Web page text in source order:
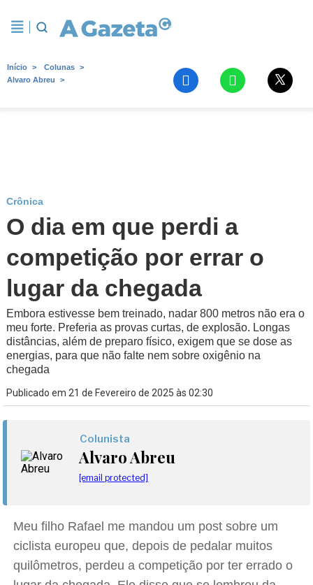
Início
Colunas
Alvaro Abreu
Crônica
O dia em que perdi a
competição por errar o
lugar da chegada
Embora estivesse bem treinado, nadar 800 metros não era o
meu forte. Preferia as provas curtas, de explosão. Longas
distâncias, além de preparo físico, exigem que se dose as
energias, para que não falte nem sobre oxigênio na
chegada
Publicado em 21 de Fevereiro de 2025 às 02:30
Colunista
Alvaro Abreu
[email protected]
Meu filho Rafael me mandou um post sobre um
ciclista europeu que, depois de pedalar muitos
quilômetros, perdeu a competição por ter errado o